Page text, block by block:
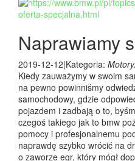
Naprawiamy
2019-12-12|Kategoria:
Kiedy zauważymy w swoim
na pewno powinniśmy
samochodowy, gdzie
pojazdem i zadbają o to,
czegoś takiego jak to bmw
pomocy i profesjonalnemu
naprawdę szybko wrócić na
o zaworze egr, który mógł